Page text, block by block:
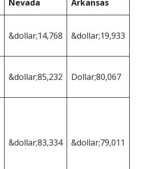
Nevada Arkansas
&dollar;14,768 &dollar;19,933
&dollar;85,232 Dollar;80,067
&dollar;83,334 &dollar;79,011